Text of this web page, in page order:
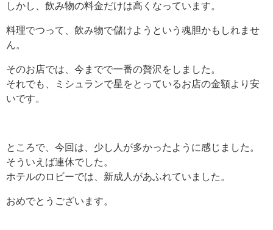
しかし、飲み物の料金だけは高くなっています。
料理でつって、飲み物で儲けようという魂胆かもしれませ
ん。
そのお店では、今までで一番の贅沢をしました。
それでも、ミシュランで星をとっているお店の金額より安
いです。
ところで、今回は、少し人が多かったように感じました。
そういえば連休でした。
ホテルのロビーでは、新成人があふれていました。
おめでとうございます。